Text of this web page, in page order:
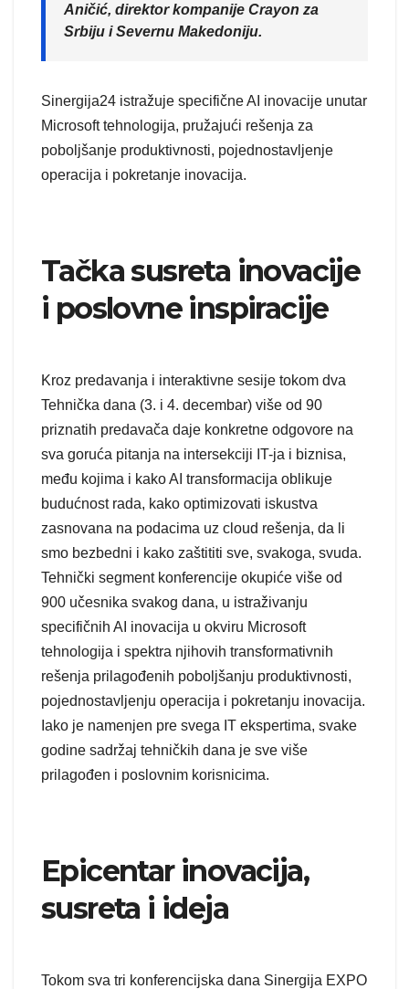
Aničić, direktor kompanije Crayon za
Srbiju i Severnu Makedoniju.
Sinergija24 istražuje specifične AI inovacije unutar
Microsoft tehnologija, pružajući rešenja za
poboljšanje produktivnosti, pojednostavljenje
operacija i pokretanje inovacija.
Tačka susreta inovacije
i poslovne inspiracije
Kroz predavanja i interaktivne sesije tokom dva
Tehnička dana (3. i 4. decembar) više od 90
priznatih predavača daje konkretne odgovore na
sva goruća pitanja na intersekciji IT-ja i biznisa,
među kojima i kako AI transformacija oblikuje
budućnost rada, kako optimizovati iskustva
zasnovana na podacima uz cloud rešenja, da li
smo bezbedni i kako zaštititi sve, svakoga, svuda.
Tehnički segment konferencije okupiće više od
900 učesnika svakog dana, u istraživanju
specifičnih AI inovacija u okviru Microsoft
tehnologija i spektra njihovih transformativnih
rešenja prilagođenih poboljšanju produktivnosti,
pojednostavljenju operacija i pokretanju inovacija.
Iako je namenjen pre svega IT ekspertima, svake
godine sadržaj tehničkih dana je sve više
prilagođen i poslovnim korisnicima.
Epicentar inovacija,
susreta i ideja
Tokom sva tri konferencijska dana Sinergija EXPO